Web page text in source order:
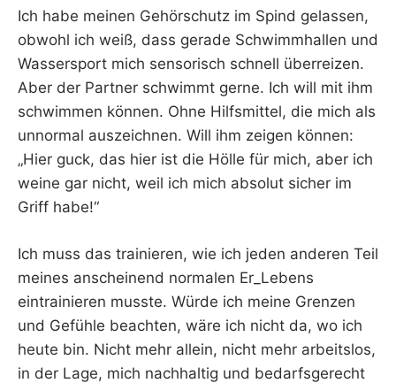
Ich habe meinen Gehörschutz im Spind gelassen,
obwohl ich weiß, dass gerade Schwimmhallen und
Wassersport mich sensorisch schnell überreizen.
Aber der Partner schwimmt gerne. Ich will mit ihm
schwimmen können. Ohne Hilfsmittel, die mich als
unnormal auszeichnen. Will ihm zeigen können:
„Hier guck, das hier ist die Hölle für mich, aber ich
weine gar nicht, weil ich mich absolut sicher im
Griff habe!“
Ich muss das trainieren, wie ich jeden anderen Teil
meines anscheinend normalen Er_Lebens
eintrainieren musste. Würde ich meine Grenzen
und Gefühle beachten, wäre ich nicht da, wo ich
heute bin. Nicht mehr allein, nicht mehr arbeitslos,
in der Lage, mich nachhaltig und bedarfsgerecht